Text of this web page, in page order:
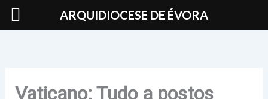
Skip
Vaticano: Tudo a postos
ARQUIDIOCESE DE ÉVORA